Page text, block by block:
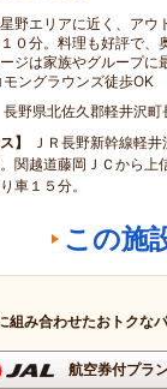
野エリアに近く、アウ
０分。料理も好評で、
ジは家族やグループに
モングラウンズ徒歩OK
長野県北佐久郡軽井沢
ＪＲ長野新幹線軽
関越道藤岡ＪＣから上
車１５分。
この施
組み合わせたおトクな
航空券付プラ